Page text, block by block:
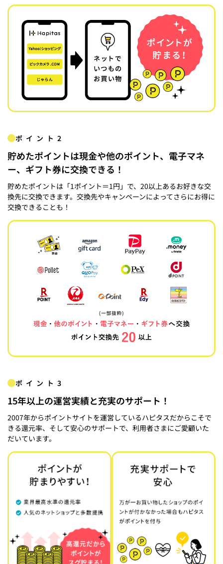
ポイント2
貯めたポイントは現金や他のポイント、電子マネ
ー、ギフト券に交換できる！
貯めたポイントは「1ポイント＝1円」で、20以上あるお好きな交
換先に交換できます。交換先やキャンペーンによってさらにお得に
交換できることも！
ポイント3
15年以上の運営実績と充実のサポート！
2007年からポイントサイトを運営しているハピタスだからこそで
きる還元率、そして安心のサポートで、利用者さまにご愛顧いた
だいています。